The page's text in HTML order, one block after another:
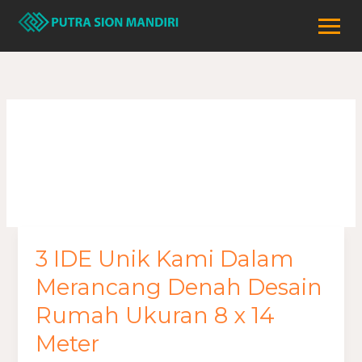
Lewati
konten
3 IDE Unik Kami Dalam
Merancang Denah Desain
Rumah Ukuran 8 x 14
Meter
3
IDE
Unik
Kami
Dalam